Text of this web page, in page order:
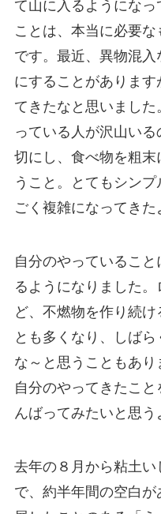
て山に入るようにな
ことは、本当に必要
です。最近、異物混入
にすることがありま
てきたなと思いまし
っている人が沢山い
切にし、食べ物を粗
うこと。とてもシン
ごく複雑になってきた
自分のやっているこ
るようになりました
ど、不燃物を作り続
とも多くなり、しば
な～と思うこともあ
自分のやってきたこ
んばってみたいと思う
去年の８月から粘土
で、約半年間の空白